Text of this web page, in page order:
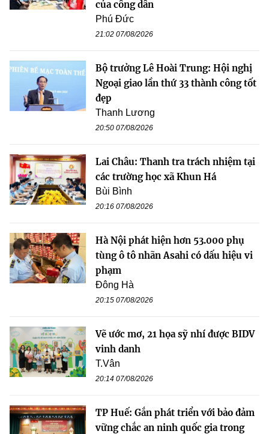
của công dân
Phú Đức
21:02 07/08/2026
Bộ trưởng Lê Hoài Trung: Hội nghị
Ngoại giao lần thứ 33 thành công tốt
đẹp
Thanh Lương
20:50 07/08/2026
Lai Châu: Thanh tra trách nhiệm tại
các trường học xã Khun Há
Bùi Bình
20:16 07/08/2026
Hà Nội phát hiện hơn 53.000 phụ
tùng ô tô nhãn Asahi có dấu hiệu vi
phạm
Đông Hà
20:15 07/08/2026
Vẽ ước mơ, 21 họa sỹ nhí được BIDV
vinh danh
T.Vân
20:14 07/08/2026
TP Huế: Gắn phát triển với bảo đảm
vững chắc an ninh quốc gia trong